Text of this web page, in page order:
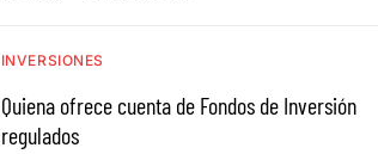
INVERSIONES
Quiena ofrece cuenta de Fondos de Inversión
regulados